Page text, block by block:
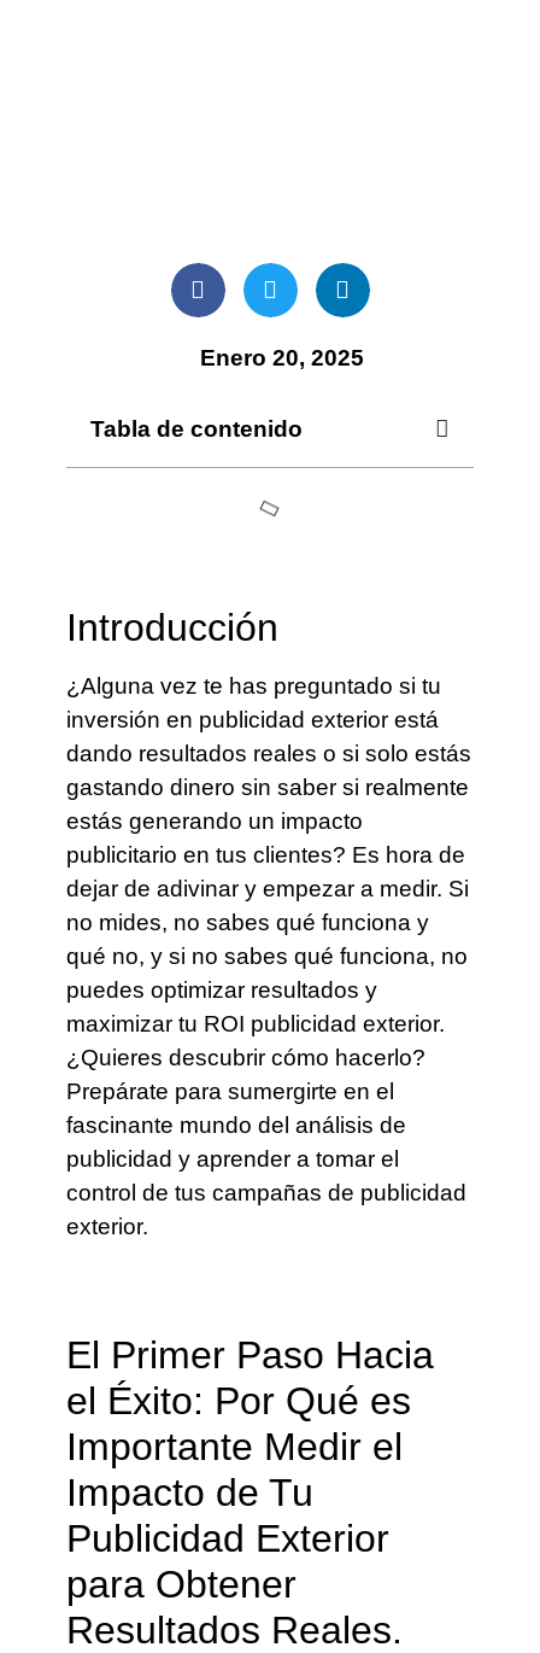
Enero 20, 2025
Tabla de contenido
Introducción
¿Alguna vez te has preguntado si tu
inversión en publicidad exterior está
dando resultados reales o si solo estás
gastando dinero sin saber si realmente
estás generando un impacto
publicitario en tus clientes? Es hora de
dejar de adivinar y empezar a medir. Si
no mides, no sabes qué funciona y
qué no, y si no sabes qué funciona, no
puedes optimizar resultados y
maximizar tu ROI publicidad exterior.
¿Quieres descubrir cómo hacerlo?
Prepárate para sumergirte en el
fascinante mundo del análisis de
publicidad y aprender a tomar el
control de tus campañas de publicidad
exterior.
El Primer Paso Hacia
el Éxito: Por Qué es
Importante Medir el
Impacto de Tu
Publicidad Exterior
para Obtener
Resultados Reales.